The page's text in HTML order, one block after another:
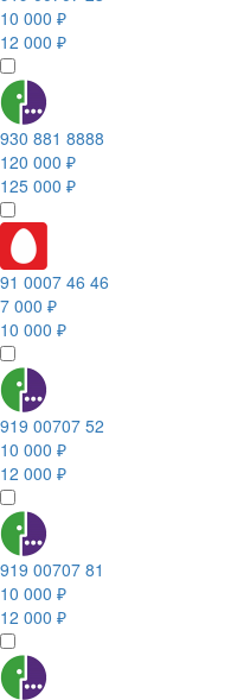
10 000 ₽
12 000 ₽
930 881 8888
120 000 ₽
125 000 ₽
91 0007 46 46
7 000 ₽
10 000 ₽
919 00707 52
10 000 ₽
12 000 ₽
919 00707 81
10 000 ₽
12 000 ₽